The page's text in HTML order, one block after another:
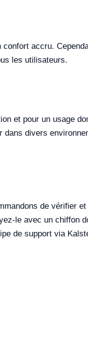
accru.
les utilisateurs.
et pour un usage
divers
de vérifier
le avec un chiffon
de support via